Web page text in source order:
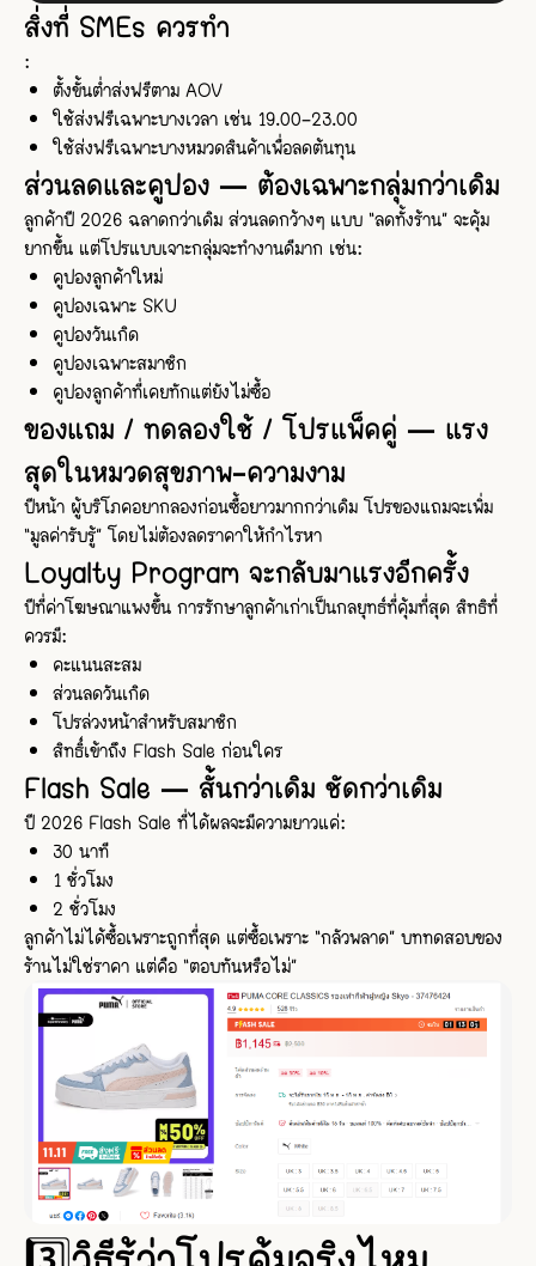
สิ่งที่ SMEs ควรทำ
:
ตั้งขั้นต่ำส่งฟรีตาม AOV
ใช้ส่งฟรีเฉพาะบางเวลา เช่น 19.00–23.00
ใช้ส่งฟรีเฉพาะบางหมวดสินค้าเพื่อลดต้นทุน
ส่วนลดและคูปอง — ต้องเฉพาะกลุ่มกว่าเดิม
ลูกค้าปี 2026 ฉลาดกว่าเดิม ส่วนลดกว้างๆ แบบ “ลดทั้งร้าน” จะคุ้ม
ยากขึ้น แต่โปรแบบเจาะกลุ่มจะทำงานดีมาก เช่น:
คูปองลูกค้าใหม่
คูปองเฉพาะ SKU
คูปองวันเกิด
คูปองเฉพาะสมาชิก
คูปองลูกค้าที่เคยทักแต่ยังไม่ซื้อ
ของแถม / ทดลองใช้ / โปรแพ็คคู่ — แรง
สุดในหมวดสุขภาพ–ความงาม
ปีหน้า ผู้บริโภคอยากลองก่อนซื้อยาวมากกว่าเดิม โปรของแถมจะเพิ่ม
“มูลค่ารับรู้” โดยไม่ต้องลดราคาให้กำไรหา
Loyalty Program จะกลับมาแรงอีกครั้ง
ปีที่ค่าโฆษณาแพงขึ้น การรักษาลูกค้าเก่าเป็นกลยุทธ์ที่คุ้มที่สุด สิทธิที่
ควรมี:
คะแนนสะสม
ส่วนลดวันเกิด
โปรล่วงหน้าสำหรับสมาชิก
สิทธิ์เข้าถึง Flash Sale ก่อนใคร
Flash Sale — สั้นกว่าเดิม ชัดกว่าเดิม
ปี 2026 Flash Sale ที่ได้ผลจะมีความยาวแค่:
30 นาที
1 ชั่วโมง
2 ชั่วโมง
ลูกค้าไม่ได้ซื้อเพราะถูกที่สุด แต่ซื้อเพราะ “กลัวพลาด” บททดสอบของ
ร้านไม่ใช่ราคา แต่คือ “ตอบทันหรือไม่”